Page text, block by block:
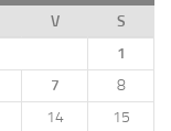
V
S
1
7
8
14
15